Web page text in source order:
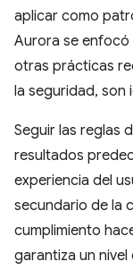
aplicar como
Aurora se enfocó
otras prácticas
la seguridad, son
Seguir las reglas
resultados
experiencia del
secundario de la
cumplimiento
garantiza un